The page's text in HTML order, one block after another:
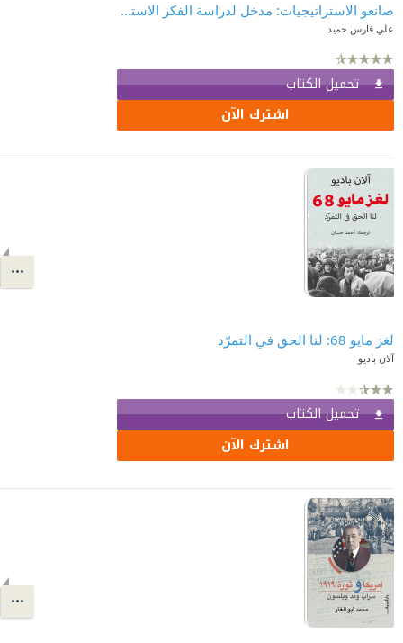
صانعو الاستراتيجيات: مدخل لدراسة الفكر الاستراتيجي العالمي
علي فارس حميد
تحميل الكتاب
اشترك الآن
لغز مايو 68: لنا الحق في التمرّد
آلان باديو
تحميل الكتاب
اشترك الآن